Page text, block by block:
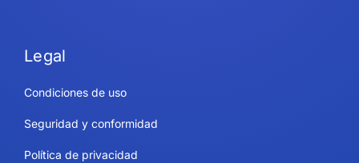
Legal
Condiciones de uso
Seguridad y conformidad
Política de privacidad